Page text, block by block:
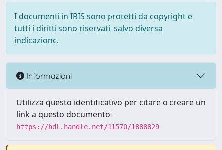
I documenti in IRIS sono protetti da copyright e
tutti i diritti sono riservati, salvo diversa
indicazione.
Informazioni
Utilizza questo identificativo per citare o creare un
link a questo documento:
https://hdl.handle.net/11570/1888829